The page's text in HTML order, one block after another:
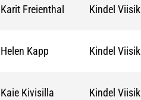
Karit Freienthal Kindel Viisik
Helen Kapp Kindel Viisik
Kaie Kivisilla Kindel Viisik